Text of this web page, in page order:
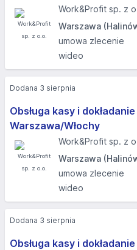
Work&Profit sp. z
Warszawa
umowa zlecenie
wideo
Obsługa kasy i
Warszawa/Włochy
Work&Profit sp. z
Warszawa
umowa zlecenie
wideo
Dodana 3 sierpnia
Obsługa kasy i
Dodana 3 sierpnia